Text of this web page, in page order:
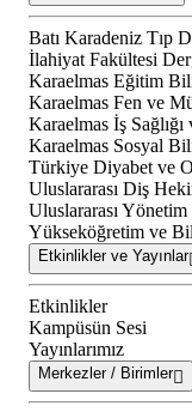
Batı Karadeniz Tıp
İlahiyat Fakültesi
Karaelmas Eğitim
Karaelmas Fen ve
Karaelmas İş
Karaelmas Sosyal
Türkiye Diyabet ve
Uluslararası Diş
Uluslararası
Yükseköğretim ve
Etkinlikler ve Yayınlar
Etkinlikler
Kampüsün Sesi
Yayınlarımız
Merkezler / Birimler